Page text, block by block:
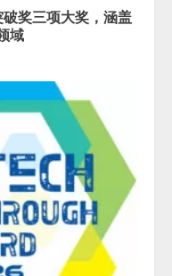
破奖三项大奖，涵盖
域